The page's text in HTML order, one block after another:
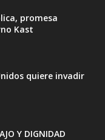
promesa
Kast
quiere invadir
Y DIGNIDAD